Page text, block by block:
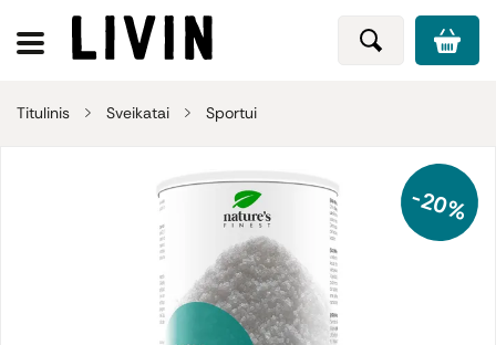
Titulinis Sveikatai Sportui
-20%